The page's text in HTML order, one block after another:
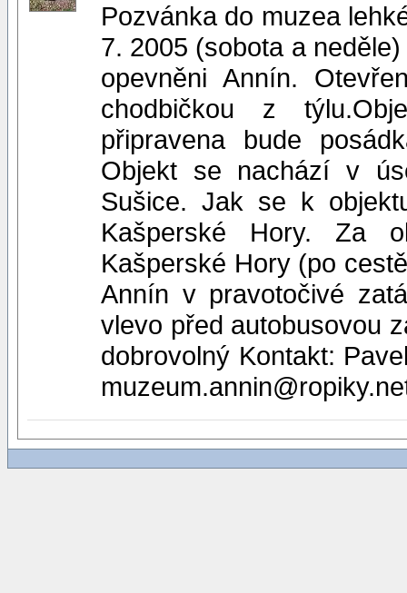
Pozvánka do muzea
7. 2005 (sobota a
opevněni Annín.
chodbičkou z
připravena bude
Objekt se nachází v
Sušice. Jak se k
Kašperské Hory. Za
Kašperské Hory (po
Annín v pravotočivé
vlevo před autobusovou
dobrovolný Kontakt: